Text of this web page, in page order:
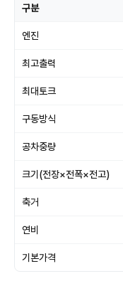
구분
엔진
최고출력
최대토크
구동방식
공차중량
크기(전장×전폭×전고)
축거
연비
기본가격